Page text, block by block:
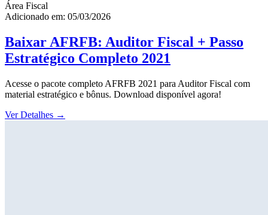
Área Fiscal
Adicionado em: 05/03/2026
Baixar AFRFB: Auditor Fiscal + Passo
Estratégico Completo 2021
Acesse o pacote completo AFRFB 2021 para Auditor Fiscal com
material estratégico e bônus. Download disponível agora!
Ver Detalhes →